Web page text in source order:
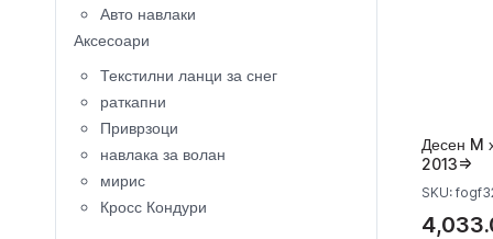
Авто навлаки
Аксесоари
Текстилни ланци за снег
раткапни
Приврзоци
навлака за волан
мирис
Кросс Кондури
Десен M
2013=>
SKU: